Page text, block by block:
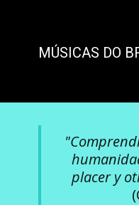
MÚSICAS DO
placer y